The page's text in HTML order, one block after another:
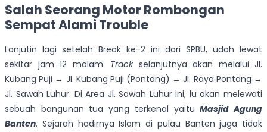
Salah Seorang Motor Rombongan
Sempat Alami Trouble
Lanjutin lagi setelah Break ke-2 ini dari SPBU, udah lewat
sekitar jam 12 malam. Trackselanjutnya akan melalui Jl.
Kubang Puji → Jl. Kubang Puji (Pontang) → Jl. Raya Pontang →
Jl. Sawah Luhur. Di Area Jl. Sawah Luhur ini, lu akan melewati
sebuah bangunan tua yang terkenal yaituMasjid Agung
Banten. Sejarah hadirnya Islam di pulau Banten juga tidak